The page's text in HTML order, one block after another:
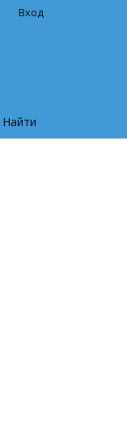
Найти
Вход